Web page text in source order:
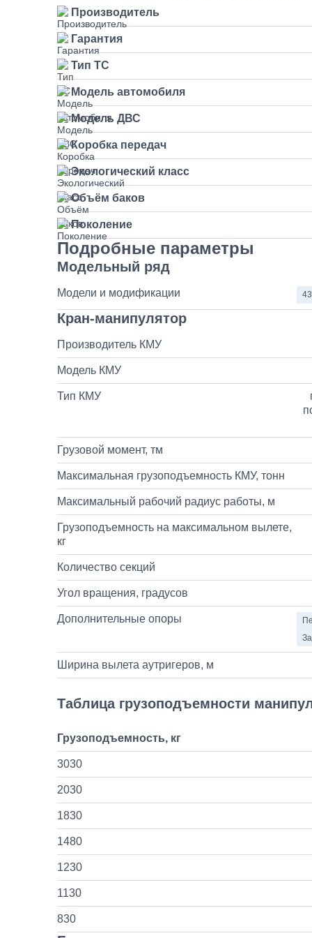
Производитель
Гарантия
Тип ТС
Модель автомобиля
Модель ДВС
Коробка передач
Экологический класс
Объём баков
Поколение
Подробные параметры
Модельный ряд
Модели и модификации
Кран-манипулятор
Производитель КМУ
Модель КМУ
Тип КМУ
Грузовой момент, тм
Максимальная грузоподъемность КМУ, тонн
Максимальный рабочий радиус работы, м
Грузоподъемность на максимальном вылете,
кг
Количество секций
Угол вращения, градусов
Дополнительные опоры
Ширина вылета аутригеров, м
Таблица грузоподъемности
Грузоподъемность, кг
3030
2030
1830
1480
1230
1130
830